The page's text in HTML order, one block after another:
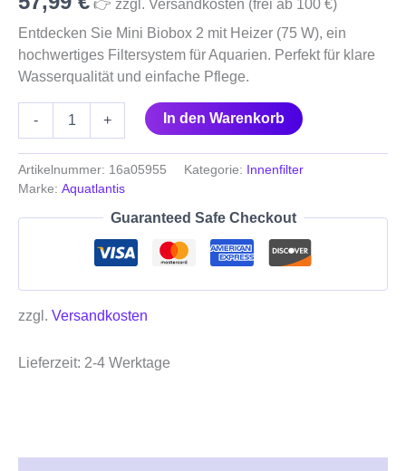
👉 zzgl. Versandkosten (frei ab 100 €)
Entdecken Sie Mini Biobox 2 mit Heizer (75 W), ein
hochwertiges Filtersystem für Aquarien. Perfekt für klare
Wasserqualität und einfache Pflege.
- + In den Warenkorb
Artikelnummer: 16a05955 Kategorie: Innenfilter
Marke: Aquatlantis
Guaranteed Safe Checkout
zzgl. Versandkosten
Lieferzeit: 2-4 Werktage